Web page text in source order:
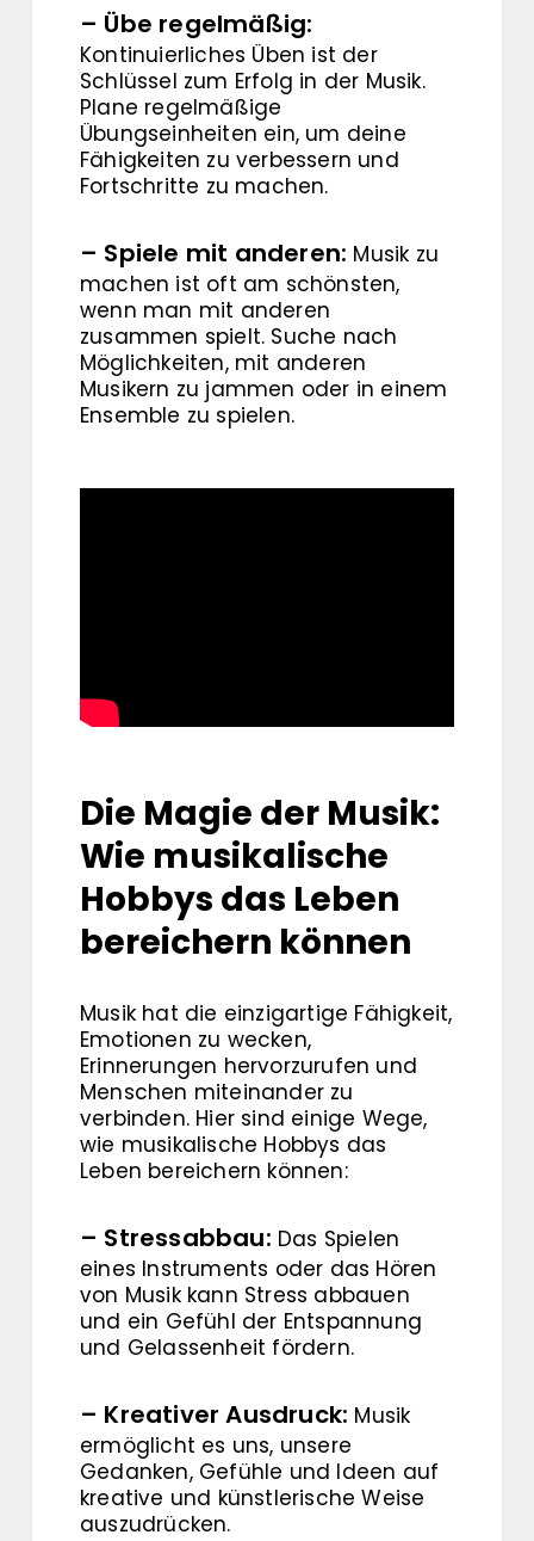
– Übe regelmäßig:
Kontinuierliches Üben ist der
Schlüssel zum Erfolg in der Musik.
Plane regelmäßige
Übungseinheiten ein, um deine
Fähigkeiten zu verbessern und
Fortschritte zu machen.
– Spiele mit anderen: Musik zu
machen ist oft am schönsten,
wenn man mit anderen
zusammen spielt. Suche nach
Möglichkeiten, mit anderen
Musikern zu jammen oder in einem
Ensemble zu spielen.
Die Magie der Musik:
Wie musikalische
Hobbys das Leben
bereichern können
Musik hat die einzigartige Fähigkeit,
Emotionen zu wecken,
Erinnerungen hervorzurufen und
Menschen miteinander zu
verbinden. Hier sind einige Wege,
wie musikalische Hobbys das
Leben bereichern können:
– Stressabbau: Das Spielen
eines Instruments oder das Hören
von Musik kann Stress abbauen
und ein Gefühl der Entspannung
und Gelassenheit fördern.
– Kreativer Ausdruck: Musik
ermöglicht es uns, unsere
Gedanken, Gefühle und Ideen auf
kreative und künstlerische Weise
auszudrücken.